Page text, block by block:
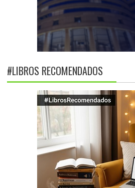
#LIBROS RECOMENDADOS